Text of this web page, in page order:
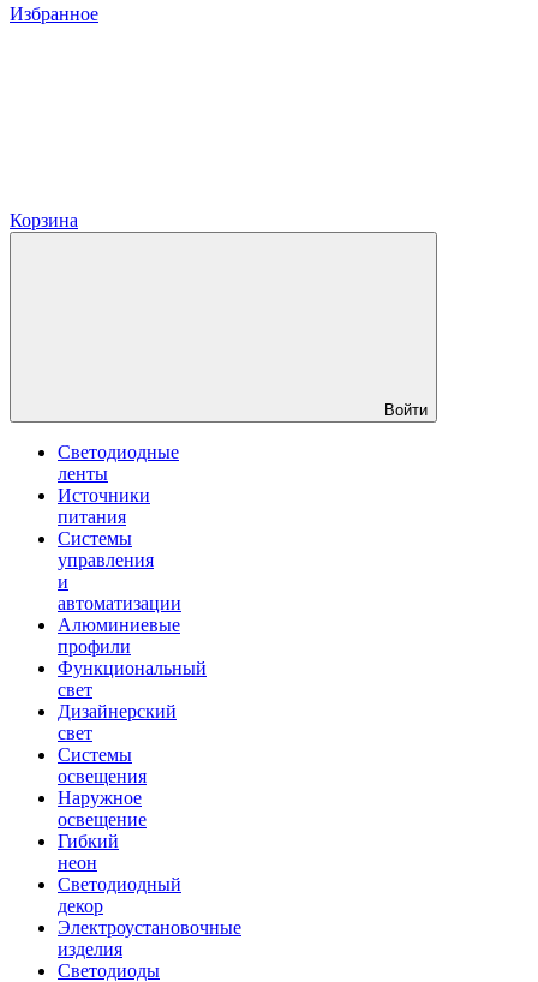
Избранное
Корзина
Войти
Светодиодные
ленты
Источники
питания
Системы
управления
и
автоматизации
Алюминиевые
профили
Функциональный
свет
Дизайнерский
свет
Системы
освещения
Наружное
освещение
Гибкий
неон
Светодиодный
декор
Электроустановочные
изделия
Светодиоды